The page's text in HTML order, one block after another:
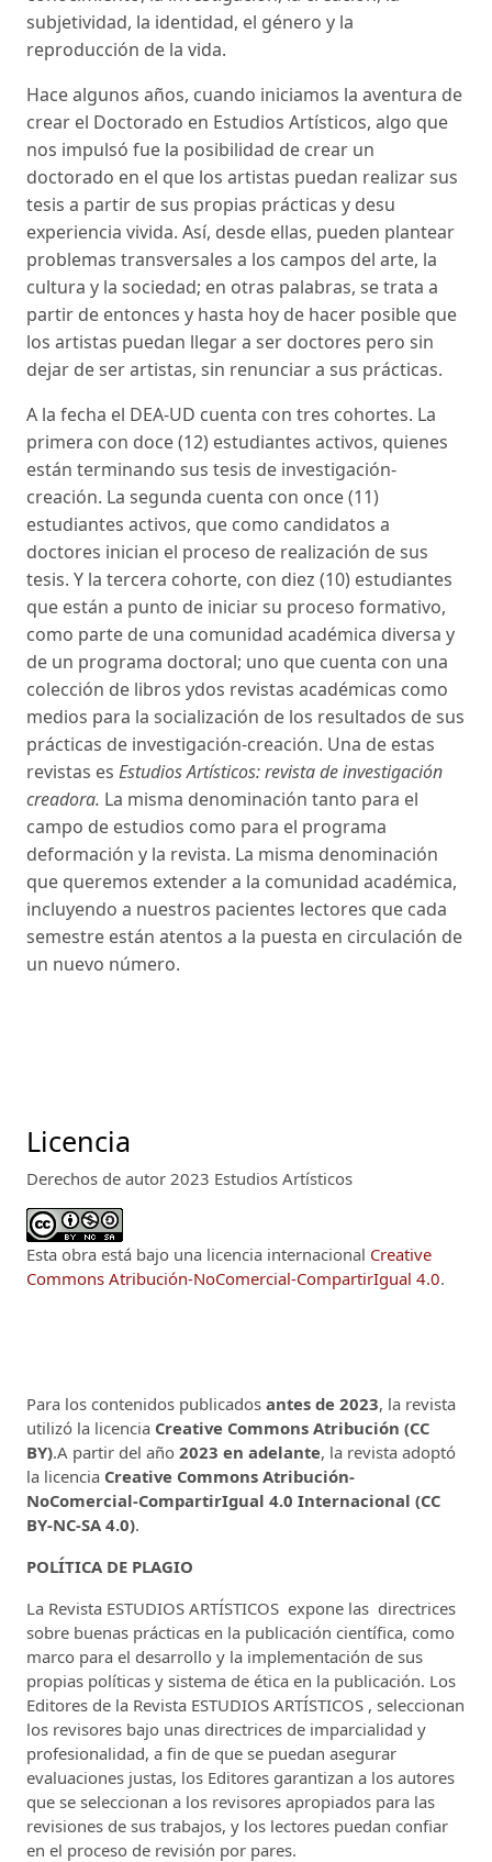
subjetividad, la identidad, el género y la
reproducción de la vida.
Hace algunos años, cuando iniciamos la aventura de
crear el Doctorado en Estudios Artísticos, algo que
nos impulsó fue la posibilidad de crear un
doctorado en el que los artistas puedan realizar sus
tesis a partir de sus propias prácticas y desu
experiencia vivida. Así, desde ellas, pueden plantear
problemas transversales a los campos del arte, la
cultura y la sociedad; en otras palabras, se trata a
partir de entonces y hasta hoy de hacer posible que
los artistas puedan llegar a ser doctores pero sin
dejar de ser artistas, sin renunciar a sus prácticas.
A la fecha el DEA-UD cuenta con tres cohortes. La
primera con doce (12) estudiantes activos, quienes
están terminando sus tesis de investigación-
creación. La segunda cuenta con once (11)
estudiantes activos, que como candidatos a
doctores inician el proceso de realización de sus
tesis. Y la tercera cohorte, con diez (10) estudiantes
que están a punto de iniciar su proceso formativo,
como parte de una comunidad académica diversa y
de un programa doctoral; uno que cuenta con una
colección de libros ydos revistas académicas como
medios para la socialización de los resultados de sus
prácticas de investigación-creación. Una de estas
revistas es Estudios Artísticos: revista de investigación
creadora. La misma denominación tanto para el
campo de estudios como para el programa
deformación y la revista. La misma denominación
que queremos extender a la comunidad académica,
incluyendo a nuestros pacientes lectores que cada
semestre están atentos a la puesta en circulación de
un nuevo número.
Licencia
Derechos de autor 2023 Estudios Artísticos
Esta obra está bajo una licencia internacional Creative
Commons Atribución-NoComercial-CompartirIgual 4.0.
Para los contenidos publicados antes de 2023, la revista
utilizó la licencia Creative Commons Atribución (CC
BY).A partir del año 2023 en adelante, la revista adoptó
la licencia Creative Commons Atribución-
NoComercial-CompartirIgual 4.0 Internacional (CC
BY-NC-SA 4.0).
POLÍTICA DE PLAGIO
La Revista ESTUDIOS ARTÍSTICOS expone las directrices
sobre buenas prácticas en la publicación científica, como
marco para el desarrollo y la implementación de sus
propias políticas y sistema de ética en la publicación. Los
Editores de la Revista ESTUDIOS ARTÍSTICOS , seleccionan
los revisores bajo unas directrices de imparcialidad y
profesionalidad, a fin de que se puedan asegurar
evaluaciones justas, los Editores garantizan a los autores
que se seleccionan a los revisores apropiados para las
revisiones de sus trabajos, y los lectores puedan confiar
en el proceso de revisión por pares.